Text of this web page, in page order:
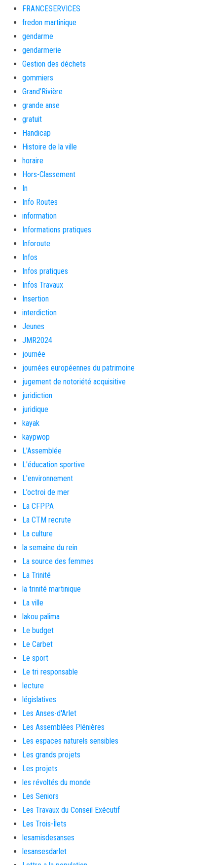
FRANCESERVICES
fredon martinique
gendarme
gendarmerie
Gestion des déchets
gommiers
Grand'Rivière
grande anse
gratuit
Handicap
Histoire de la ville
horaire
Hors-Classement
In
Info Routes
information
Informations pratiques
Inforoute
Infos
Infos pratiques
Infos Travaux
Insertion
interdiction
Jeunes
JMR2024
journée
journées européennes du patrimoine
jugement de notoriété acquisitive
juridiction
juridique
kayak
kaypwop
L'Assemblée
L'éducation sportive
L'environnement
L’octroi de mer
La CFPPA
La CTM recrute
La culture
la semaine du rein
La source des femmes
La Trinité
la trinité martinique
La ville
lakou palima
Le budget
Le Carbet
Le sport
Le tri responsable
lecture
législatives
Les Anses-d'Arlet
Les Assemblées Plénières
Les espaces naturels sensibles
Les grands projets
Les projets
les révoltés du monde
Les Seniors
Les Travaux du Conseil Exécutif
Les Trois-Îlets
lesamisdesanses
lesansesdarlet